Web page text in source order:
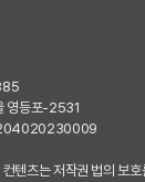
영등포-2531
텐츠는 저작권 법의 보호